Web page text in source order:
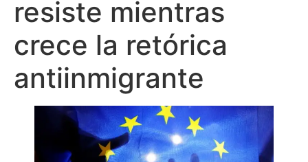
resiste mientras
crece la retórica
antiinmigrante